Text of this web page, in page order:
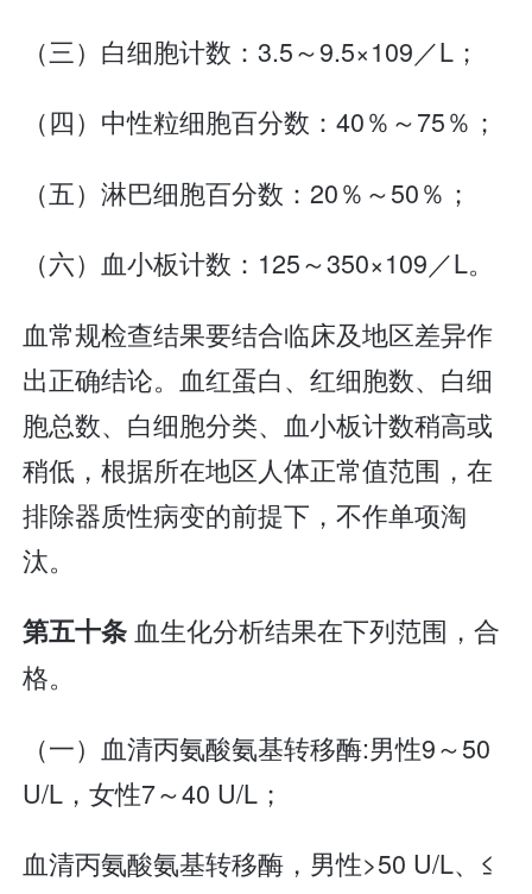
（三）白细胞计数：3.5～9.5×109／L；
（四）中性粒细胞百分数：40％～75％；
（五）淋巴细胞百分数：20％～50％；
（六）血小板计数：125～350×109／L。
血常规检查结果要结合临床及地区差异作
出正确结论。血红蛋白、红细胞数、白细
胞总数、白细胞分类、血小板计数稍高或
稍低，根据所在地区人体正常值范围，在
排除器质性病变的前提下，不作单项淘
汰。
第五十条血生化分析结果在下列范围，合
格。
（一）血清丙氨酸氨基转移酶:男性9～50
U/L，女性7～40 U/L；
血清丙氨酸氨基转移酶，男性>50 U/L、≤